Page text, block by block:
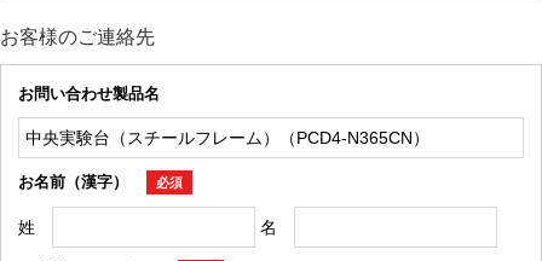
お客様のご連絡先
お問い合わせ製品名
お名前（漢字） 必須
姓 名